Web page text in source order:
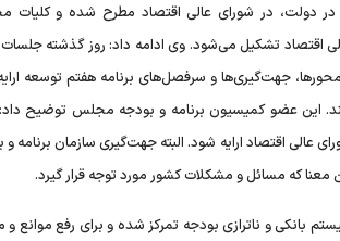
در دولت، در شورای عالی اقتصاد مطرح شده و کلیات
تشکیل می‌شود. وی ادامه داد: روز گذشته جلسات
جهت‌گیری‌ها و سرفصل‌های برنامه هفتم توسعه
این عضو کمیسیون برنامه و بودجه مجلس توضیح
عالی اقتصاد ارایه شود. البته جهت‌گیری سازمان برنامه و
معنا که مسائل و مشکلات کشور مورد توجه قرار گیرد.
و ناترازی بودجه تمرکز شده و برای رفع موانع